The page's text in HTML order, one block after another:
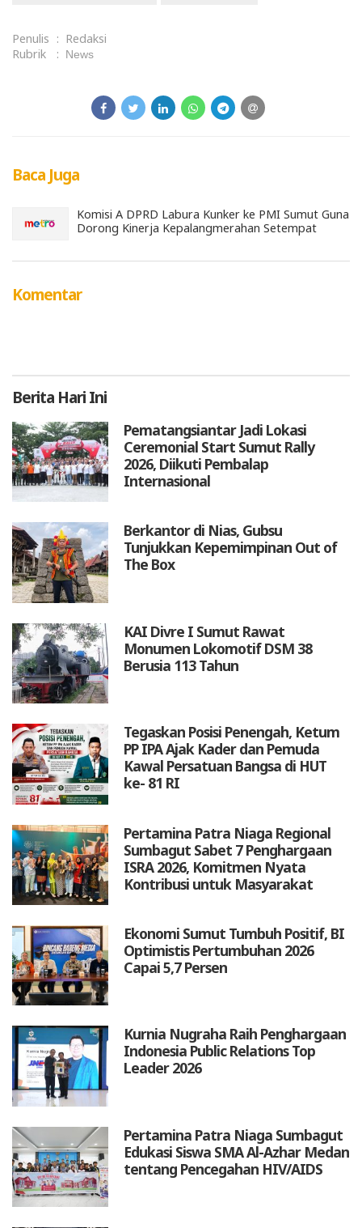
Penulis : Redaksi
Rubrik
: News
Baca Juga
Komisi A DPRD Labura Kunker ke PMI Sumut Guna
Dorong Kinerja Kepalangmerahan Setempat
Komentar
Berita Hari Ini
Pematangsiantar Jadi Lokasi
Ceremonial Start Sumut Rally
2026, Diikuti Pembalap
Internasional
Berkantor di Nias, Gubsu
Tunjukkan Kepemimpinan Out of
The Box
KAI Divre I Sumut Rawat
Monumen Lokomotif DSM 38
Berusia 113 Tahun
Tegaskan Posisi Penengah, Ketum
PP IPA Ajak Kader dan Pemuda
Kawal Persatuan Bangsa di HUT
ke- 81 RI
Pertamina Patra Niaga Regional
Sumbagut Sabet 7 Penghargaan
ISRA 2026, Komitmen Nyata
Kontribusi untuk Masyarakat
Ekonomi Sumut Tumbuh Positif, BI
Optimistis Pertumbuhan 2026
Capai 5,7 Persen
Kurnia Nugraha Raih Penghargaan
Indonesia Public Relations Top
Leader 2026
Pertamina Patra Niaga Sumbagut
Edukasi Siswa SMA Al-Azhar Medan
tentang Pencegahan HIV/AIDS